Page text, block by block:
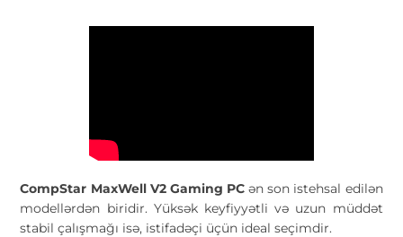
CompStar MaxWell V2 Gaming PCən son istehsal edilən
modellərdən biridir. Yüksək keyfiyyətli və uzun müddət
stabil çalışmağı isə, istifadəçi üçün ideal seçimdir.